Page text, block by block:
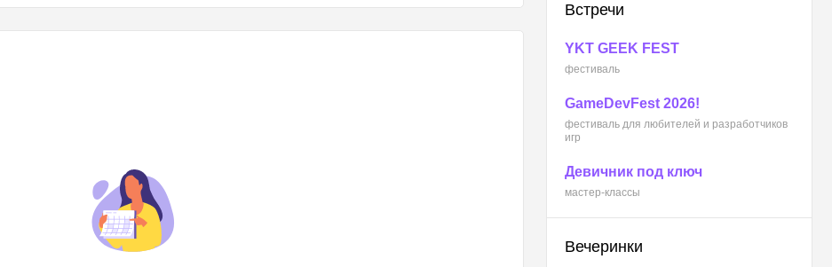
Встречи
YKT GEEK FEST
фестиваль
GameDevFest 2026!
фестиваль для любителей и разработчиков
игр
Девичник под ключ
мастер-классы
Вечеринки